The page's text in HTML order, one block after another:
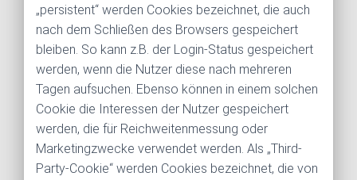
„persistent“ werden Cookies bezeichnet, die auch
nach dem Schließen des Browsers gespeichert
bleiben. So kann z.B. der Login-Status gespeichert
werden, wenn die Nutzer diese nach mehreren
Tagen aufsuchen. Ebenso können in einem solchen
Cookie die Interessen der Nutzer gespeichert
werden, die für Reichweitenmessung oder
Marketingzwecke verwendet werden. Als „Third-
Party-Cookie“ werden Cookies bezeichnet, die von